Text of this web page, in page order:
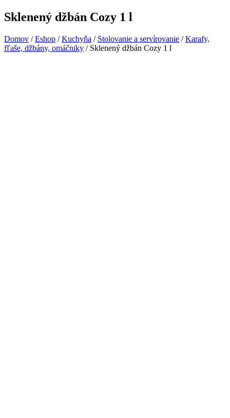
Sklenený džbán Cozy 1 l
Domov /Eshop /Kuchyňa / Stolovanie a servírovanie /Karafy,
fľaše, džbány, omáčniky / Sklenený džbán Cozy 1 l